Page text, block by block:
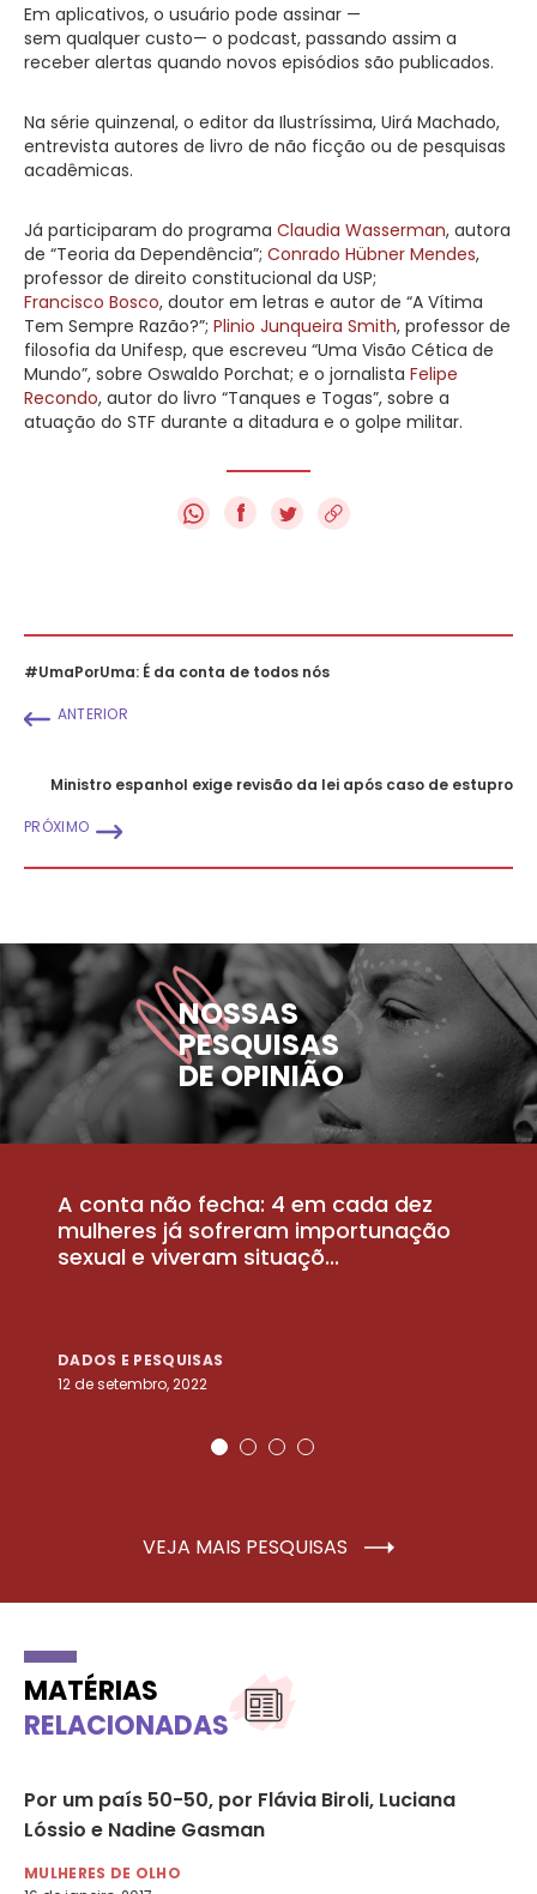
Em aplicativos, o usuário pode assinar —
sem qualquer custo— o podcast, passando assim a
receber alertas quando novos episódios são publicados.
Na série quinzenal, o editor da Ilustríssima, Uirá Machado,
entrevista autores de livro de não ficção ou de pesquisas
acadêmicas.
Já participaram do programa Claudia Wasserman, autora
de “Teoria da Dependência”; Conrado Hübner Mendes,
professor de direito constitucional da USP;
Francisco Bosco, doutor em letras e autor de “A Vítima
Tem Sempre Razão?”; Plinio Junqueira Smith, professor de
filosofia da Unifesp, que escreveu “Uma Visão Cética de
Mundo”, sobre Oswaldo Porchat; e o jornalista Felipe
Recondo, autor do livro “Tanques e Togas”, sobre a
atuação do STF durante a ditadura e o golpe militar.
f
#UmaPorUma: É da conta de todos nós
ANTERIOR
Ministro espanhol exige revisão da lei após caso de estupro
PRÓXIMO
NOSSAS
PESQUISAS
DE OPINIÃO
A conta não fecha: 4 em cada dez
mulheres já sofreram importunação
sexual e viveram situaçõ...
DADOS E PESQUISAS
12 de setembro, 2022
VEJA MAIS PESQUISAS
MATÉRIAS
RELACIONADAS
Por um país 50-50, por Flávia Biroli, Luciana
Lóssio e Nadine Gasman
MULHERES DE OLHO